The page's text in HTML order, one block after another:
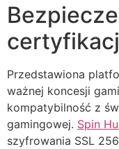
panel
satın al
panel
panel
panel
Przedstawiona
ważnej koncesji
kompatybilność z
gamingowej. Spin
szyfrowania SSL